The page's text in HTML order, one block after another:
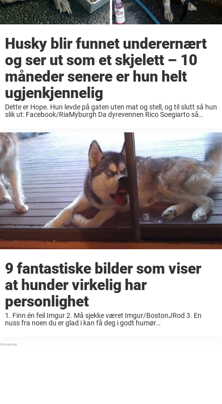
Husky blir funnet underernært
og ser ut som et skjelett – 10
måneder senere er hun helt
ugjenkjennelig
Dette er Hope. Hun levde på gaten uten mat og stell, og til slutt så hun
slik ut: Facebook/RiaMyburgh Da dyrevennen Rico Soegiarto så
9 fantastiske bilder som viser
at hunder virkelig har
personlighet
1. Finn én feil Imgur 2. Må sjekke været Imgur/BostonJRod 3. En
nuss fra noen du er glad i kan få deg i godt humør